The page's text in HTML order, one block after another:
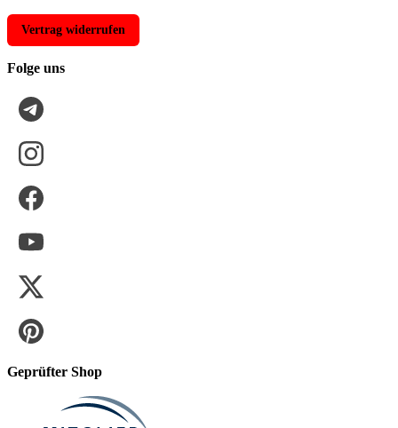
Vertrag widerrufen
Folge uns
Geprüfter Shop